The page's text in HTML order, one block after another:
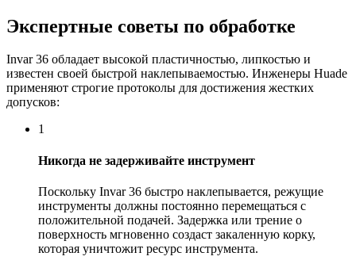
Экспертные советы по обработке
Invar 36 обладает высокой пластичностью, липкостью и
известен своей быстрой наклепываемостью. Инженеры Huade
применяют строгие протоколы для достижения жестких
допусков:
1
Никогда не задерживайте инструмент
Поскольку Invar 36 быстро наклепывается, режущие
инструменты должны постоянно перемещаться с
положительной подачей. Задержка или трение о
поверхность мгновенно создаст закаленную корку,
которая уничтожит ресурс инструмента.